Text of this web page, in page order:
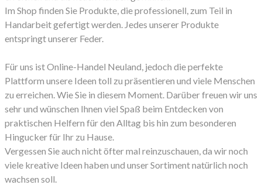
Im Shop finden Sie Produkte, die professionell, zum Teil in
Handarbeit gefertigt werden. Jedes unserer Produkte
entspringt unserer Feder.
Für uns ist Online-Handel Neuland, jedoch die perfekte
Plattform unsere Ideen toll zu präsentieren und viele Menschen
zu erreichen. Wie Sie in diesem Moment. Darüber freuen wir uns
sehr und wünschen Ihnen viel Spaß beim Entdecken von
praktischen Helfern für den Alltag bis hin zum besonderen
Hingucker für Ihr zu Hause.
Vergessen Sie auch nicht öfter mal reinzuschauen, da wir noch
viele kreative Ideen haben und unser Sortiment natürlich noch
wachsen soll.